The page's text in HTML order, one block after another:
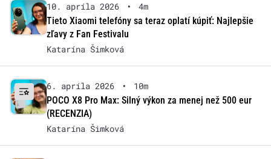
10. apríla 2026 •
4m
Tieto Xiaomi telefóny sa teraz oplatí kúpiť: Najlepšie
zľavy z Fan Festivalu
Katarína Šimková
6. apríla 2026 •
10m
POCO X8 Pro Max: Silný výkon za menej než 500 eur
(RECENZIA)
Katarína Šimková